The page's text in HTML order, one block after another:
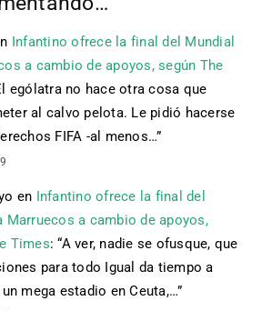
Infantino ofrece la final del Mundial
a cambio de apoyos, según The
ególatra no hace otra cosa que
al calvo pelota. Le pidió hacerse
FIFA -al menos…”
en Infantino ofrece la final del
Marruecos a cambio de apoyos,
Times: “A ver, nadie se ofusque, que
para todo Igual da tiempo a
mega estadio en Ceuta,…”